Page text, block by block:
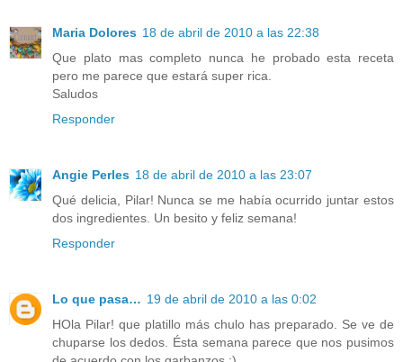
Maria Dolores 18 de abril de 2010 a las 22:38
Que plato mas completo nunca he probado esta receta
pero me parece que estará super rica.
Saludos
Responder
Angie Perles 18 de abril de 2010 a las 23:07
Qué delicia, Pilar! Nunca se me había ocurrido juntar estos
dos ingredientes. Un besito y feliz semana!
Responder
Lo que pasa… 19 de abril de 2010 a las 0:02
HOla Pilar! que platillo más chulo has preparado. Se ve de
chuparse los dedos. Ésta semana parece que nos pusimos